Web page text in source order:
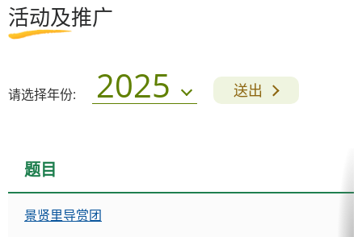
活动及推广
请选择年份: 2025 送出
题目
景贤里导赏团